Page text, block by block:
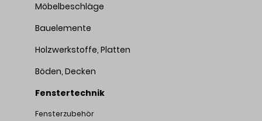
Möbelbeschläge
Bauelemente
Holzwerkstoffe, Platten
Böden, Decken
Fenstertechnik
Fensterzubehör